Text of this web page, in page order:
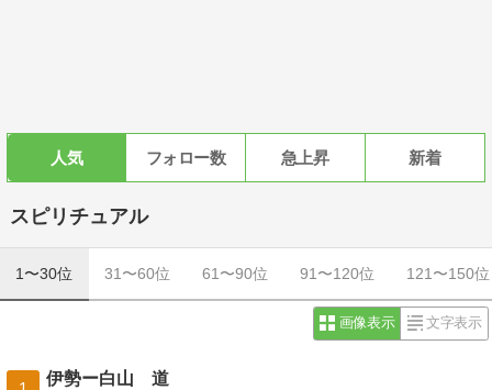
人気 フォロー数 急上昇 新着
スピリチュアル
1〜30位 31〜60位 61〜90位 91〜120位 121〜150位
画像表示 文字表示
伊勢ー白山 道